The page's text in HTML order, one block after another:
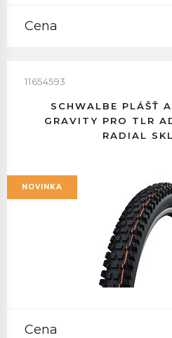
Cena
11654593
SCHWALBE PLÁŠŤ
GRAVITY PRO TLR
RADIAL
NOVINKA
Cena